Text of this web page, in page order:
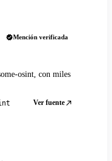
Mención verificada
osint, con miles
Ver fuente